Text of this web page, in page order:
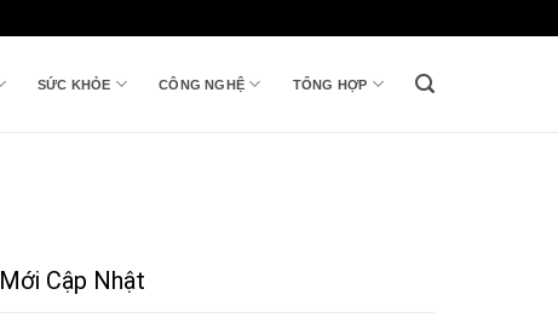
SỨC KHỎE CÔNG NGHỆ TỔNG HỢP
Mới Cập Nhật